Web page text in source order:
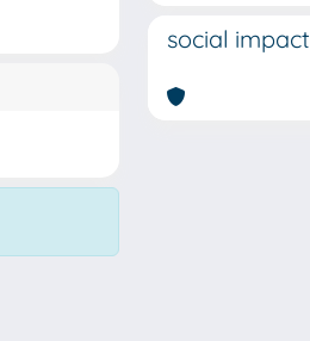
social impact